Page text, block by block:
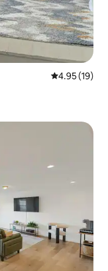
Penarafan
4.95 (19)